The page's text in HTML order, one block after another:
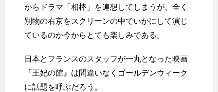
からドラマ「相棒」を連想してしまうが、全く
別物の右京をスクリーンの中でいかにして演じ
ているのか今からとても楽しみである。
日本とフランスのスタッフが一丸となった映画
『王妃の館』は間違いなくゴールデンウィーク
に話題を呼ぶだろう。